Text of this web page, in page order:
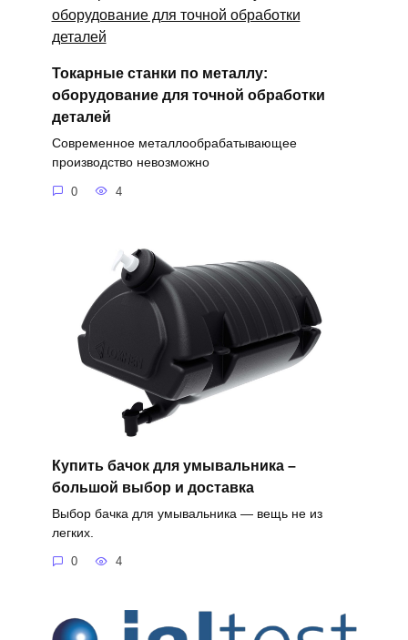
Токарные станки по металлу:
оборудование для точной обработки
деталей
Современное металлообрабатывающее
производство невозможно
0 4
Купить бачок для умывальника –
большой выбор и доставка
Выбор бачка для умывальника — вещь не из
легких.
0 4